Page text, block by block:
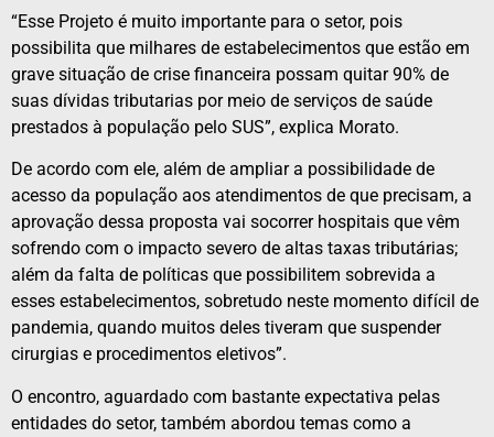
“Esse Projeto é muito importante para o setor, pois
possibilita que milhares de estabelecimentos que estão em
grave situação de crise financeira possam quitar 90% de
suas dívidas tributarias por meio de serviços de saúde
prestados à população pelo SUS”, explica Morato.
De acordo com ele, além de ampliar a possibilidade de
acesso da população aos atendimentos de que precisam, a
aprovação dessa proposta vai socorrer hospitais que vêm
sofrendo com o impacto severo de altas taxas tributárias;
além da falta de políticas que possibilitem sobrevida a
esses estabelecimentos, sobretudo neste momento difícil de
pandemia, quando muitos deles tiveram que suspender
cirurgias e procedimentos eletivos”.
O encontro, aguardado com bastante expectativa pelas
entidades do setor, também abordou temas como a